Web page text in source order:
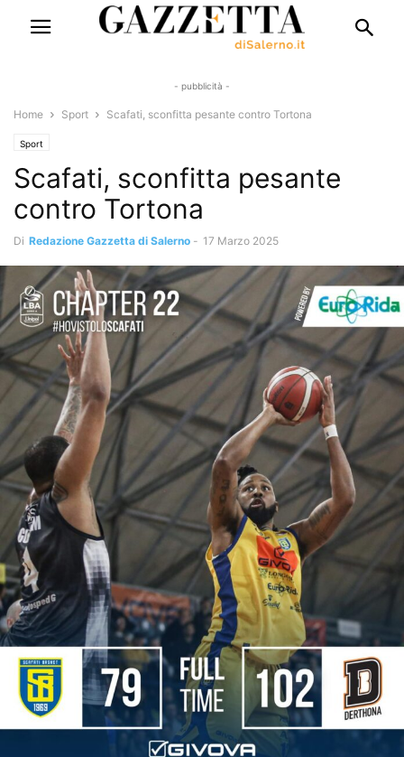
- pubblicità -
Home Sport Scafati, sconfitta pesante contro Tortona
Sport
Scafati, sconfitta pesante
contro Tortona
Di Redazione Gazzetta di Salerno - 17 Marzo 2025